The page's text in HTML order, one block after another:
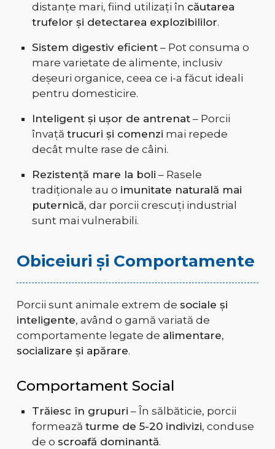
distanțe mari, fiind utilizați în căutarea
trufelor și detectarea explozibililor.
Sistem digestiv eficient– Pot consuma o
mare varietate de alimente, inclusiv
deșeuri organice, ceea ce i-a făcut ideali
pentru domesticire.
Inteligent și ușor de antrenat– Porcii
învață trucuri și comenzi mai repede
decât multe rase de câini.
Rezistență mare la boli – Rasele
tradiționale au o imunitate naturală mai
puternică, dar porcii crescuți industrial
sunt mai vulnerabili.
Obiceiuri și Comportamente
Porcii sunt animale extrem de sociale și
inteligente, având o gamă variată de
comportamente legate de alimentare,
socializare și apărare.
Comportament Social
Trăiesc în grupuri – În sălbăticie, porcii
formează turme de 5-20 indivizi, conduse
de o scroafă dominantă.